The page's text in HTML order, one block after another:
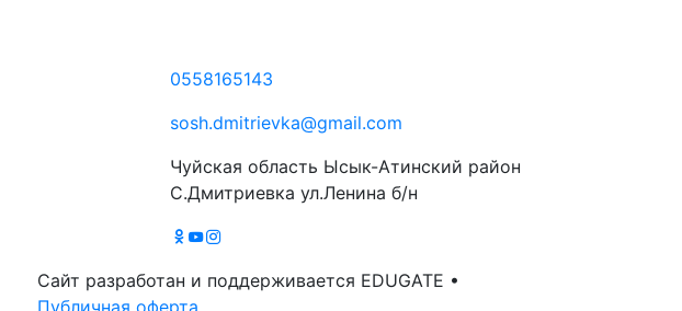
0558165143
sosh.dmitrievka@gmail.com
Чуйская область Ысык-Атинский район
С.Дмитриевка ул.Ленина б/н
Сайт разработан и поддерживается EDUGATE •
Публичная оферта